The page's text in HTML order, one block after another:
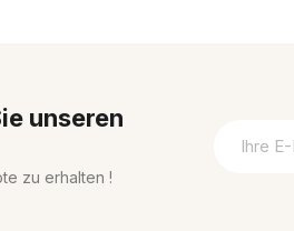
unseren
zu erhalten !